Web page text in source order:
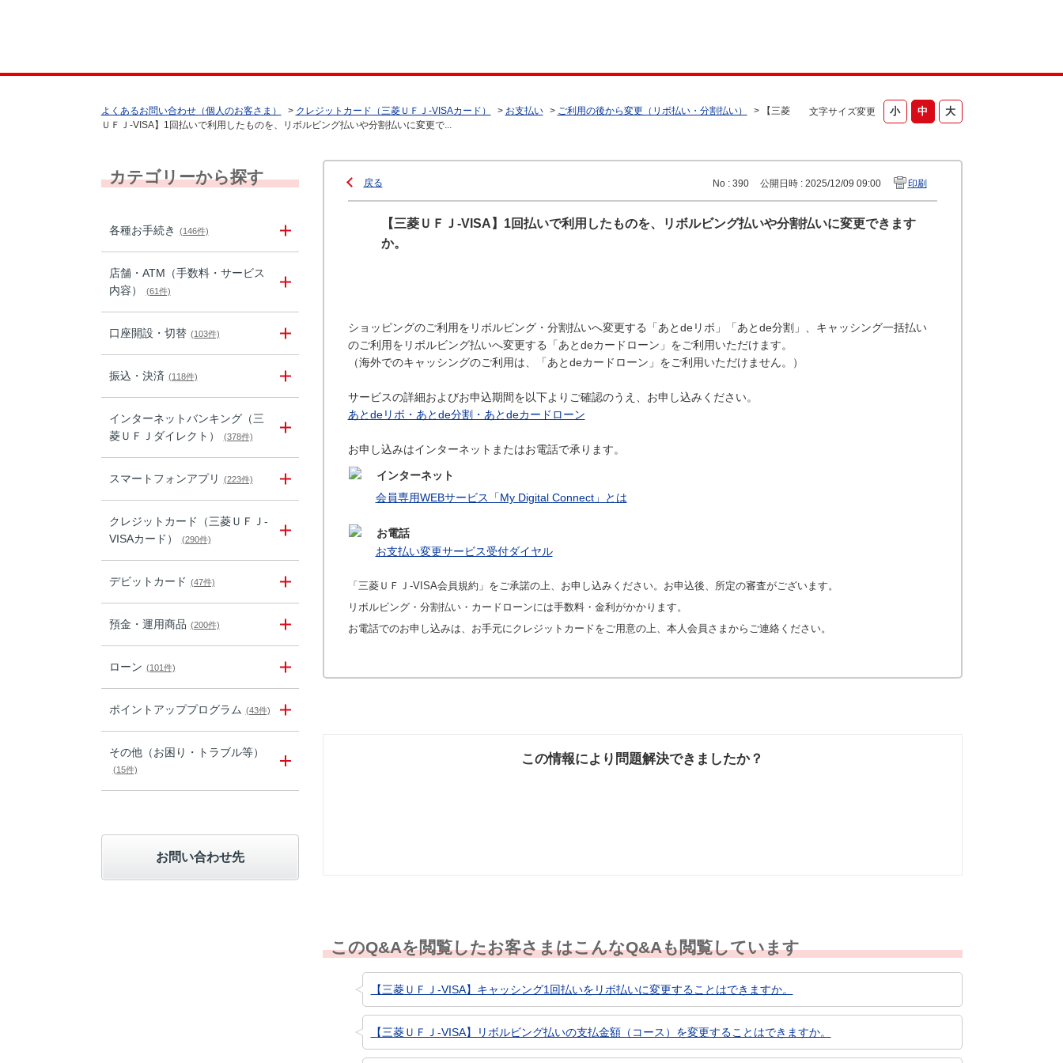
文字サイズ変更
よくあるお問い合わせ（個人のお客さま） > クレジットカード（三菱ＵＦＪ-VISAカード） > お支払い > ご利用の後から変更（リボ払い・分割払い） >
【三菱
ＵＦＪ-VISA】1回払いで利用したものを、リボルビング払いや分割払いに変更で...
カテゴリーから探す
各種お手続き (146件)
店舗・ATM（手数料・サービス
内容）
(61件)
口座開設・切替 (103件)
振込・決済 (118件)
インターネットバンキング（三
菱ＵＦＪダイレクト）
(378件)
スマートフォンアプリ (223件)
クレジットカード（三菱ＵＦＪ-
VISAカード）
(290件)
デビットカード (47件)
預金・運用商品 (200件)
ローン (101件)
ポイントアッププログラム (43件)
その他（お困り・トラブル等）
(15件)
お問い合わせ先
戻る No : 390 公開日時 : 2025/12/09 09:00 印刷
【三菱ＵＦＪ-VISA】1回払いで利用したものを、リボルビング払いや分割払いに変更できます
か。
ショッピングのご利用をリボルビング・分割払いへ変更する「あとdeリボ」「あとde分割」、キャッシング一括払い
のご利用をリボルビング払いへ変更する「あとdeカードローン」をご利用いただけます。
（海外でのキャッシングのご利用は、「あとdeカードローン」をご利用いただけません。）
サービスの詳細およびお申込期間を以下よりご確認のうえ、お申し込みください。
あとdeリボ・あとde分割・あとdeカードローン
お申し込みはインターネットまたはお電話で承ります。
インターネット
会員専用WEBサービス「My Digital Connect」とは
お電話
お支払い変更サービス受付ダイヤル
「三菱ＵＦＪ-VISA会員規約」をご承諾の上、お申し込みください。お申込後、所定の審査がございます。
リボルビング・分割払い・カードローンには手数料・金利がかかります。
お電話でのお申し込みは、お手元にクレジットカードをご用意の上、本人会員さまからご連絡ください。
この情報により問題解決できましたか？
このQ&Aを閲覧したお客さまはこんなQ&Aも閲覧しています
【三菱ＵＦＪ-VISA】キャッシング1回払いをリボ払いに変更することはできますか。
【三菱ＵＦＪ-VISA】リボルビング払いの支払金額（コース）を変更することはできますか。